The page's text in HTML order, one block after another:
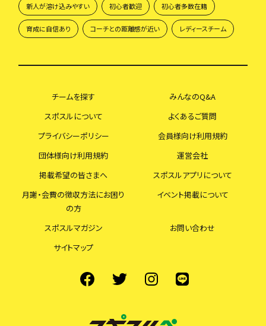
新人が溶け込みやすい 初心者歓迎 初心者多数在籍
育成に自信あり コーチとの距離感が近い レディースチーム
チームを探す
みんなのQ&A
スポスルについて
よくあるご質問
プライバシーポリシー
会員様向け利用規約
団体様向け利用規約
運営会社
掲載希望の皆さまへ
スポスルアプリについて
月謝・会費の徴収方法にお困り
の方
イベント掲載について
スポスルマガジン
お問い合わせ
サイトマップ